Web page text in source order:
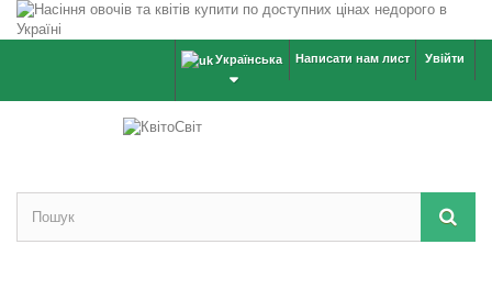
Увійти
Написати нам лист
Українська